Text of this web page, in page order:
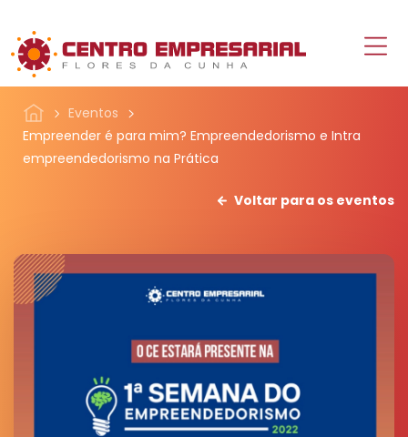
Eventos
Empreender é para mim? Empreendedorismo e Intra
empreendedorismo na Prática
Voltar para os eventos